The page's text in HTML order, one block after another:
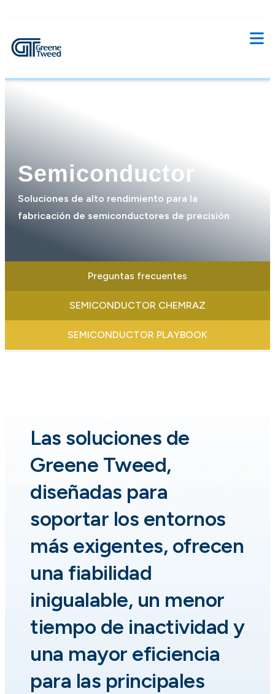
Semiconductor
Soluciones de alto rendimiento para la
fabricación de semiconductores de precisión
Preguntas frecuentes
SEMICONDUCTOR CHEMRAZ
SEMICONDUCTOR PLAYBOOK
Las soluciones de
Greene Tweed,
diseñadas para
soportar los entornos
más exigentes, ofrecen
una fiabilidad
inigualable, un menor
tiempo de inactividad y
una mayor eficiencia
para las principales